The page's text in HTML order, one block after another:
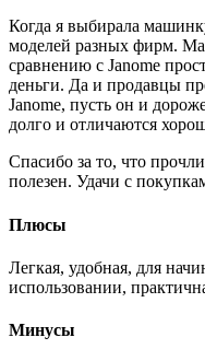
Когда я выбирала
моделей разных фирм.
сравнению с Janome
деньги. Да и продавцы
Janome, пусть он и
долго и отличаются
Спасибо за то, что
полезен. Удачи с
Плюсы
Легкая, удобная, для
использовании,
Минусы